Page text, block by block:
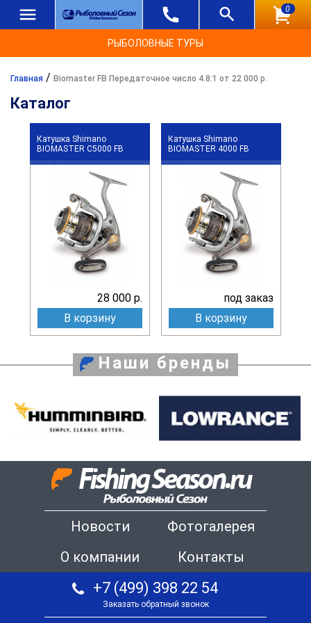
0
РЫБОЛОВНЫЕ ТУРЫ
Главная / Biomaster FB Передаточное число 4.8:1 от 22 000 р.
Каталог
Катушка Shimano
BIOMASTER C5000 FB
28 000 р.
В корзину
Катушка Shimano
BIOMASTER 4000 FB
под заказ
В корзину
Наши бренды
Новости
Фотогалерея
О компании
Контакты
+7 (499) 398 22 54
Заказать обратный звонок